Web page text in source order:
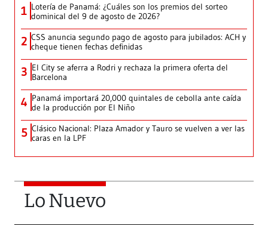
1 Lotería de Panamá: ¿Cuáles son los premios del sorteo
dominical del 9 de agosto de 2026?
2 CSS anuncia segundo pago de agosto para jubilados: ACH y
cheque tienen fechas definidas
3 El City se aferra a Rodri y rechaza la primera oferta del
Barcelona
4 Panamá importará 20,000 quintales de cebolla ante caída
de la producción por El Niño
5 Clásico Nacional: Plaza Amador y Tauro se vuelven a ver las
caras en la LPF
Lo Nuevo